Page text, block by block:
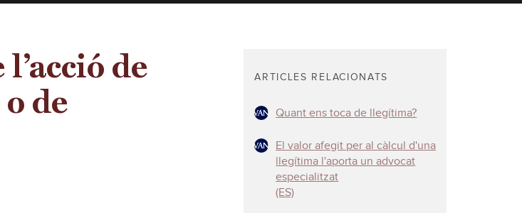
de
de
ARTICLES RELACIONATS
Quant ens toca de llegítima?
El valor afegit per al càlcul d'una
llegítima l'aporta un advocat
especialitzat
(ES)